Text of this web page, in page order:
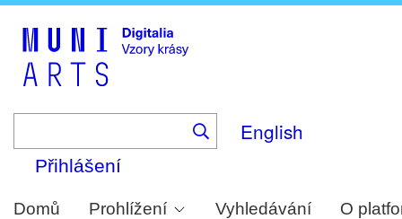
English
Přihlášení
Domů Prohlížení Vyhledávání O